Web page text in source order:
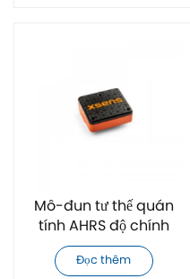
Mô-đun tư thế quán
tính AHRS độ chính
xác cao Xsens MTi-
620 chính hãng
Đọc thêm